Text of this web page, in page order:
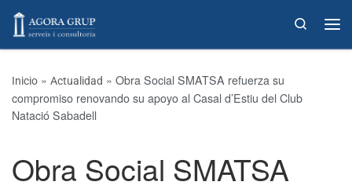
Skip to content Search
Inicio » Actualidad » Obra Social SMATSA refuerza su
compromiso renovando su apoyo al Casal d’Estiu del Club
Natació Sabadell
Obra Social SMATSA